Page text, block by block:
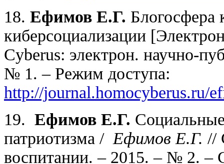
18. Ефимов Е.Г. Блогосфера
киберсоциализации
Cyberus: электрон. научно-
№ 1. – Режим доступа:
http://journal.homocyberus.ru/
19. Ефимов Е.Г.
патриотизма / Ефимов Е.Г. //
воспитании. – 2015. – № 2. –